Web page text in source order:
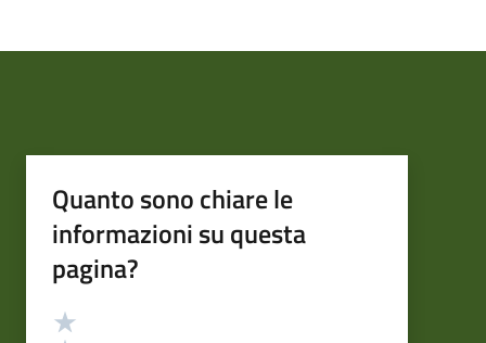
Quanto sono chiare le
informazioni su questa
pagina?
Valutazione